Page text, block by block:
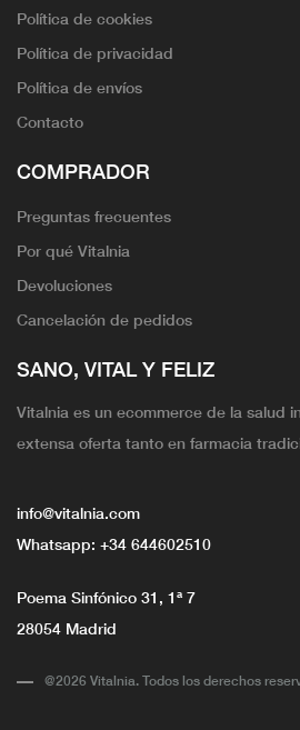
Política de cookies
Política de privacidad
Política de envíos
Contacto
COMPRADOR
Preguntas frecuentes
Por qué Vitalnia
Devoluciones
Cancelación de pedidos
SANO, VITAL Y FELIZ
Vitalnia es un ecommerce de la salud
extensa oferta tanto en farmacia
info@vitalnia.com
Whatsapp: +34 644602510
Poema Sinfónico 31, 1ª 7
28054 Madrid
@2026 Vitalnia. Todos los derechos